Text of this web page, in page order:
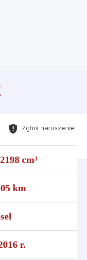
gpp_maybe Zgłoś naruszenie
2198 cm³
km
r.